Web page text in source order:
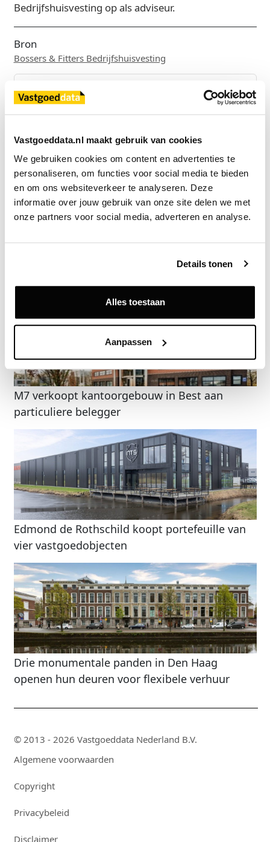
Vastgoeddata.nl maakt gebruik van cookies
We gebruiken cookies om content en advertenties te
personaliseren, om functies voor social media te bieden
en om ons websiteverkeer te analyseren. Deze
informatie over jouw gebruik van onze site delen we met
onze partners voor social media, adverteren en analyse.
Details tonen
Alles toestaan
Aanpassen
Bedrijfshuisvesting op als adviseur.
Bron
Bossers & Fitters Bedrijfshuisvesting
Exclusief voor licentiehouders
Deze informatie is alleen beschikbaar voor licentiehouders van
Vastgoeddata.
Terug
Gerelateerde nieuwsberichten
M7 verkoopt kantoorgebouw in Best aan
particuliere belegger
Edmond de Rothschild koopt portefeuille van
vier vastgoedobjecten
Drie monumentale panden in Den Haag
openen hun deuren voor flexibele verhuur
© 2013 - 2026 Vastgoeddata Nederland B.V.
Algemene voorwaarden
Copyright
Privacybeleid
Disclaimer